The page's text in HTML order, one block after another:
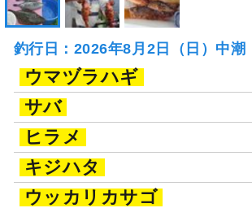
釣行日：2026年8月2日（日）中潮
ウマヅラハギ
サバ
ヒラメ
キジハタ
ウッカリカサゴ